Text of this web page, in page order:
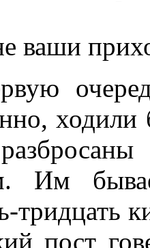
ваши
Им
тридцать
пост